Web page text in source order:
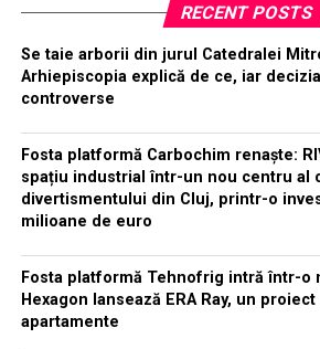
RECENT POSTS
Se taie arborii din jurul Catedralei
Arhiepiscopia explică de ce, iar
controverse
Fosta platformă Carbochim renaște:
spațiu industrial într-un nou centru al
divertismentului din Cluj, printr-o
milioane de euro
Fosta platformă Tehnofrig intră într-o
Hexagon lansează ERA Ray, un
apartamente